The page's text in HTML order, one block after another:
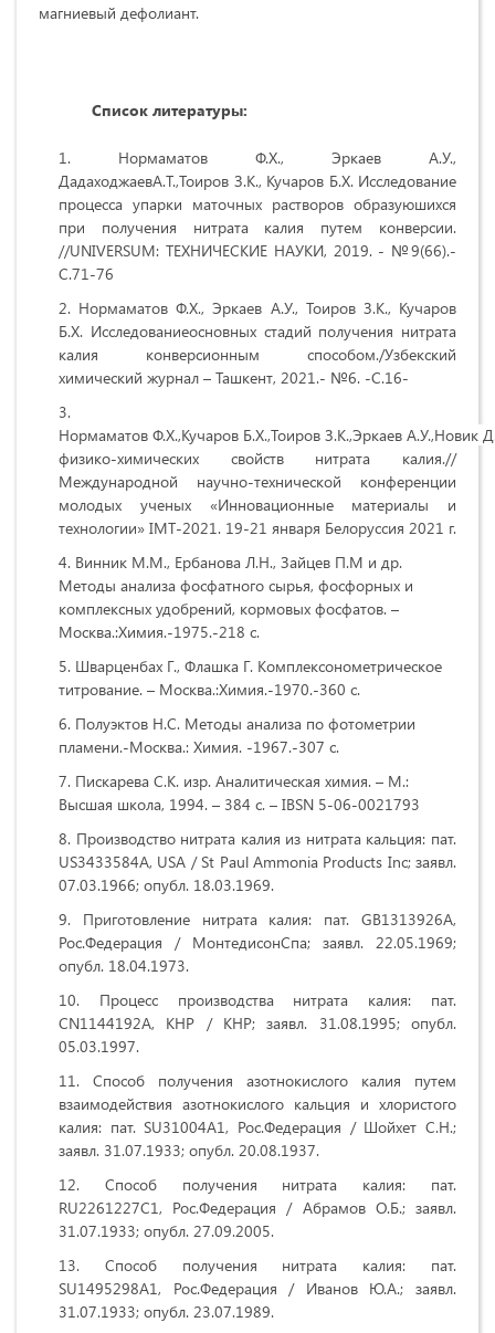
магниевый дефолиант.
Список литературы:
Нормаматов Ф.Х., Эркаев А.У.,
ДадаходжаевА.Т.,Тоиров З.К., Кучаров Б.Х. Исследование
процесса упарки маточных растворов образуюшихся
при получения нитрата калия путем конверсии.
//UNIVERSUM: ТЕХНИЧЕСКИЕ НАУКИ, 2019. - №9(66).-
С.71-76
Нормаматов Ф.Х., Эркаев А.У., Тоиров З.К., Кучаров
Б.Х. Исследованиеосновных стадий получения нитрата
калия конверсионным способом./Узбекский
химический журнал – Ташкент, 2021.- №6. -С.16-
Нормаматов Ф.Х.,Кучаров Б.Х.,Тоиров З.К.,Эркаев
физико-химических свойств нитрата калия.//
Международной научно-технической конференции
молодых ученых «Инновационные материалы и
технологии» IMT-2021. 19-21 января Белоруссия 2021 г.
Винник М.М., Ербанова Л.Н., Зайцев П.М и др.
Методы анализа фосфатного сырья, фосфорных и
комплексных удобрений, кормовых фосфатов. –
Москва.:Химия.-1975.-218 с.
Шварценбах Г., Флашка Г. Комплексонометрическое
титрование. – Москва.:Химия.-1970.-360 с.
Полуэктов Н.С. Методы анализа по фотометрии
пламени.-Москва.: Химия. -1967.-307 с.
Пискарева С.К. изр. Аналитическая химия. – М.:
Высшая школа, 1994. – 384 с. – IBSN 5-06-0021793
Производство нитрата калия из нитрата кальция: пат.
US3433584A, USA / St Paul Ammonia Products Inc; заявл.
07.03.1966; опубл. 18.03.1969.
Приготовление нитрата калия: пат. GB1313926А,
Рос.Федерация / МонтедисонСпа; заявл. 22.05.1969;
опубл. 18.04.1973.
Процесс производства нитрата калия: пат.
CN1144192А, КНР / КНР; заявл. 31.08.1995; опубл.
05.03.1997.
Способ получения азотнокислого калия путем
взаимодействия азотнокислого кальция и хлористого
калия: пат. SU31004А1, Рос.Федерация / Шойхет С.Н.;
заявл. 31.07.1933; опубл. 20.08.1937.
Способ получения нитрата калия: пат.
RU2261227С1, Рос.Федерация / Абрамов О.Б.; заявл.
31.07.1933; опубл. 27.09.2005.
Способ получения нитрата калия: пат.
SU1495298А1, Рос.Федерация / Иванов Ю.А.; заявл.
31.07.1933; опубл. 23.07.1989.